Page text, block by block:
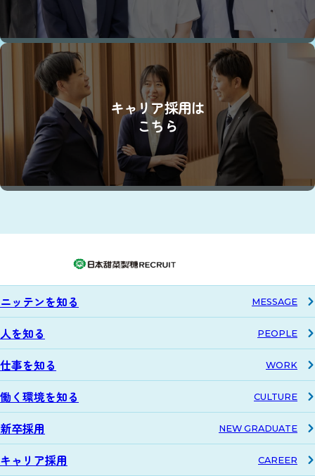
キャリア採用は
こちら
ニッテンを知る MESSAGE
人を知る PEOPLE
仕事を知る WORK
働く環境を知る CULTURE
新卒採用 NEW GRADUATE
キャリア採用 CAREER